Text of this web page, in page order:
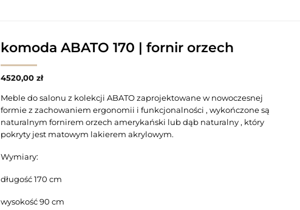
komoda ABATO 170 | fornir orzech
4520,00 zł
Meble do salonu z kolekcji ABATO zaprojektowane w nowoczesnej
formie z zachowaniem ergonomii i funkcjonalności , wykończone są
naturalnym fornirem orzech amerykański lub dąb naturalny , który
pokryty jest matowym lakierem akrylowym.
Wymiary:
długość 170 cm
wysokość 90 cm